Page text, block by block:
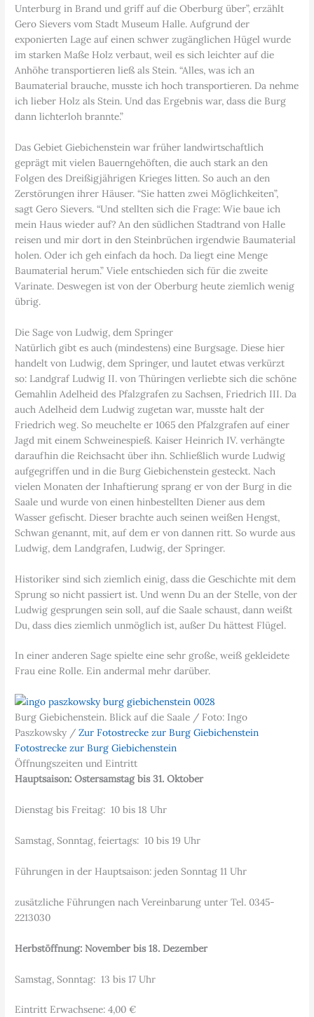
Unterburg in Brand und griff auf die Oberburg über”, erzählt
Gero Sievers vom Stadt Museum Halle. Aufgrund der
exponierten Lage auf einen schwer zugänglichen Hügel wurde
im starken Maße Holz verbaut, weil es sich leichter auf die
Anhöhe transportieren ließ als Stein. “Alles, was ich an
Baumaterial brauche, musste ich hoch transportieren. Da nehme
ich lieber Holz als Stein. Und das Ergebnis war, dass die Burg
dann lichterloh brannte.”
Das Gebiet Giebichenstein war früher landwirtschaftlich
geprägt mit vielen Bauerngehöften, die auch stark an den
Folgen des Dreißigjährigen Krieges litten. So auch an den
Zerstörungen ihrer Häuser. “Sie hatten zwei Möglichkeiten”,
sagt Gero Sievers. “Und stellten sich die Frage: Wie baue ich
mein Haus wieder auf? An den südlichen Stadtrand von Halle
reisen und mir dort in den Steinbrüchen irgendwie Baumaterial
holen. Oder ich geh einfach da hoch. Da liegt eine Menge
Baumaterial herum.” Viele entschieden sich für die zweite
Varinate. Deswegen ist von der Oberburg heute ziemlich wenig
übrig.
Die Sage von Ludwig, dem Springer
Natürlich gibt es auch (mindestens) eine Burgsage. Diese hier
handelt von Ludwig, dem Springer, und lautet etwas verkürzt
so: Landgraf Ludwig II. von Thüringen verliebte sich die schöne
Gemahlin Adelheid des Pfalzgrafen zu Sachsen, Friedrich III. Da
auch Adelheid dem Ludwig zugetan war, musste halt der
Friedrich weg. So meuchelte er 1065 den Pfalzgrafen auf einer
Jagd mit einem Schweinespieß. Kaiser Heinrich IV. verhängte
daraufhin die Reichsacht über ihn. Schließlich wurde Ludwig
aufgegriffen und in die Burg Giebichenstein gesteckt. Nach
vielen Monaten der Inhaftierung sprang er von der Burg in die
Saale und wurde von einen hinbestellten Diener aus dem
Wasser gefischt. Dieser brachte auch seinen weißen Hengst,
Schwan genannt, mit, auf dem er von dannen ritt. So wurde aus
Ludwig, dem Landgrafen, Ludwig, der Springer.
Historiker sind sich ziemlich einig, dass die Geschichte mit dem
Sprung so nicht passiert ist. Und wenn Du an der Stelle, von der
Ludwig gesprungen sein soll, auf die Saale schaust, dann weißt
Du, dass dies ziemlich unmöglich ist, außer Du hättest Flügel.
In einer anderen Sage spielte eine sehr große, weiß gekleidete
Frau eine Rolle. Ein andermal mehr darüber.
Burg Giebichenstein. Blick auf die Saale / Foto: Ingo
Paszkowsky /Zur Fotostrecke zur Burg Giebichenstein
Fotostrecke zur Burg Giebichenstein
Öffnungszeiten und Eintritt
Hauptsaison: Ostersamstag bis 31. Oktober
Dienstag bis Freitag: 10 bis 18 Uhr
Samstag, Sonntag, feiertags: 10 bis 19 Uhr
Führungen in der Hauptsaison: jeden Sonntag 11 Uhr
zusätzliche Führungen nach Vereinbarung unter Tel. 0345-
2213030
Herbstöffnung: November bis 18. Dezember
Samstag, Sonntag: 13 bis 17 Uhr
Eintritt Erwachsene: 4,00 €